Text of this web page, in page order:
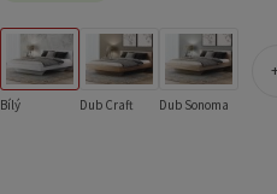
Bílý Dub Craft Dub Sonoma